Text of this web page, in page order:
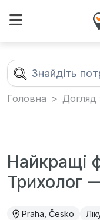
Головна Догляд
Найкращі
Трихолог
Praha, Česko